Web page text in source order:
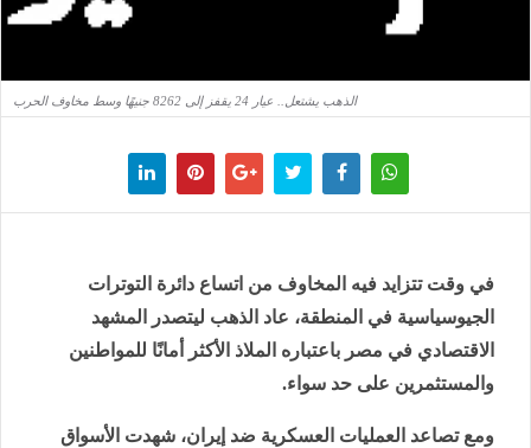
الذهب يشتعل.. عيار 24 يقفز إلى 8262 جنيهًا وسط مخاوف الحرب
في وقت تتزايد فيه المخاوف من اتساع دائرة التوترات
الجيوسياسية في المنطقة، عاد الذهب ليتصدر المشهد
الاقتصادي في مصر باعتباره الملاذ الأكثر أمانًا للمواطنين
والمستثمرين على حد سواء.
ومع تصاعد العمليات العسكرية ضد إيران، شهدت الأسواق